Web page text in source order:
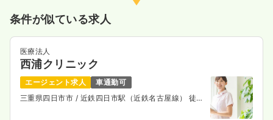
月給27万円以上可
条件が似ている求人
医療法人
西浦クリニック
エージェント求人
車通勤可
三重県四日市市 / 近鉄四日市駅（近鉄名古屋線） 徒歩